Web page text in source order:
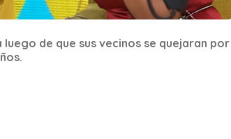
de que sus vecinos se quejaran por